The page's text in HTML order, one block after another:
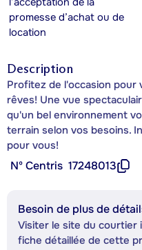
promesse d’achat ou de
location
Description
Profitez de l'occasion pour
rêves! Une vue
qu'un bel environnement
terrain selon vos besoins.
pour vous!
Nº Centris 17248013
Besoin de plus de
Visiter le site du courtier
fiche détaillée de cette